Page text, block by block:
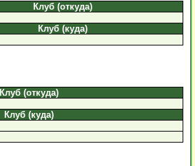
Клуб (откуда)
Клуб (куда)
Клуб (откуда)
Клуб (куда)